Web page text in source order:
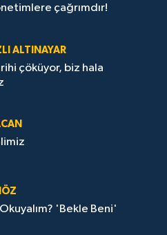
çağrımdır!
ALTINAYAR
çöküyor, biz hala
'Bekle Beni'